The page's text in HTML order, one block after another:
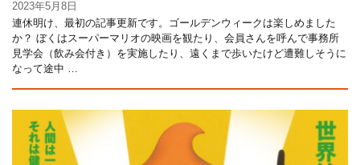
2023年5月8日
連休明け、最初の記事更新です。ゴールデンウィークは楽しめました
か？ ぼくはスーパーマリオの映画を観たり、会員さんを呼んで事務所
見学会（飲み会付き）を実施したり、遠くまで歩いたけど遭難しそうに
なって途中 …